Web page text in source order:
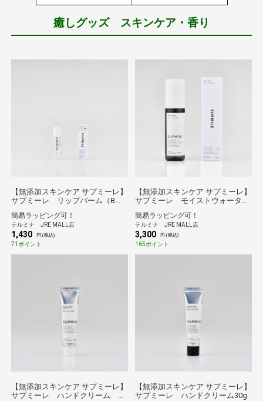
癒しグッズ スキンケア・香り
【無添加スキンケア サプミーレ】
サプミーレ リップバーム（B）
簡易ラッピング可！
テルミナ JRE MALL店
1,430 円 (税込)
71ポイント
【無添加スキンケア サプミーレ】
サプミーレ モイストウォータ
簡易ラッピング可！
テルミナ JRE MALL店
3,300 円 (税込)
165ポイント
【無添加スキンケア サプミーレ】
サプミーレ ハンドクリーム 無
【無添加スキンケア サプミーレ】
サプミーレ ハンドクリーム30g